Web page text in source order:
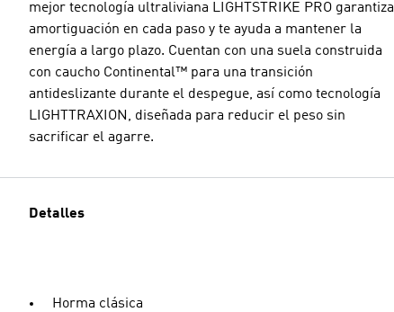
mejor tecnología ultraliviana LIGHTSTRIKE PRO garantiza
amortiguación en cada paso y te ayuda a mantener la
energía a largo plazo. Cuentan con una suela construida
con caucho Continental™ para una transición
antideslizante durante el despegue, así como tecnología
LIGHTTRAXION, diseñada para reducir el peso sin
sacrificar el agarre.
Detalles
Horma clásica